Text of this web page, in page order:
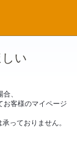
い
、
お客様のマイページ
っておりません。